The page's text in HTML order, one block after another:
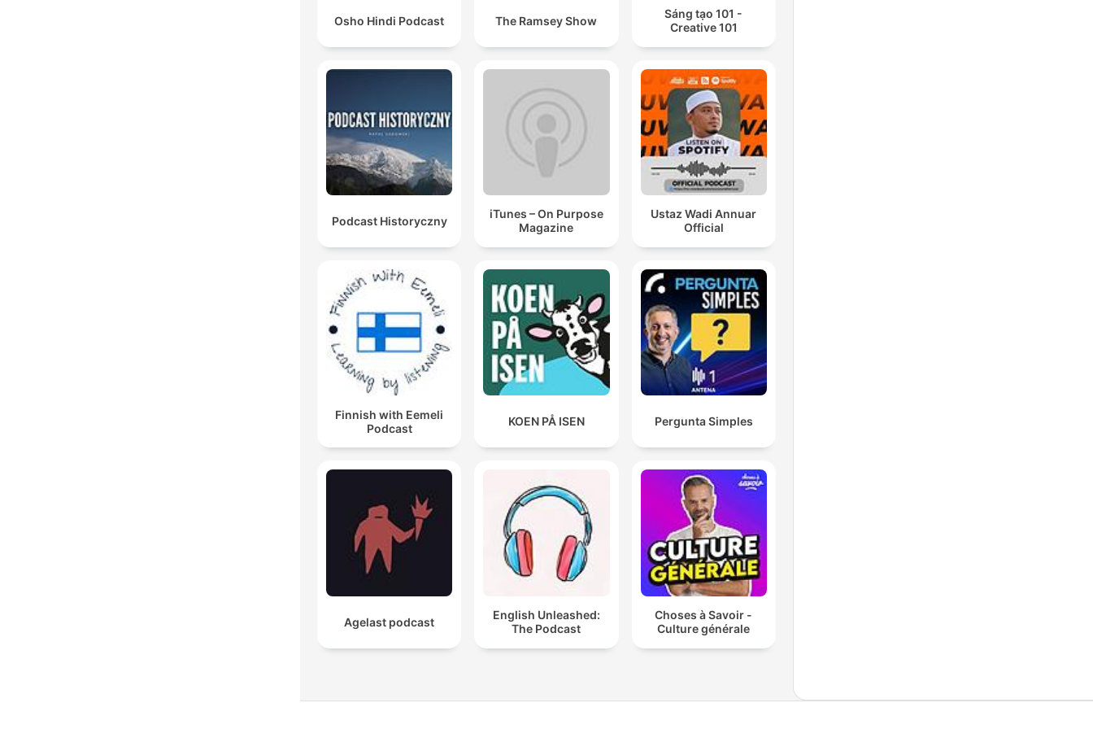
Osho Hindi Podcast The Ramsey Show
Sáng tạo 101 -
Creative 101
Podcast Historyczny
iTunes – On Purpose
Magazine
Ustaz Wadi Annuar
Official
Finnish with Eemeli
Podcast
KOEN PÅ ISEN Pergunta Simples
Agelast podcast
English Unleashed:
The Podcast
Choses à Savoir -
Culture générale